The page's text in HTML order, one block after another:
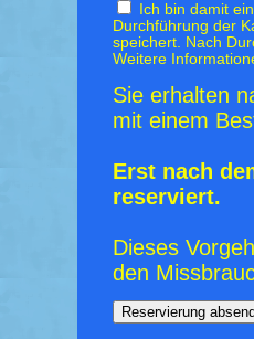
Ich bin damit
Durchführung der
speichert. Nach
Weitere
Sie erhalten
mit einem
Erst nach
reserviert.
Dieses
den